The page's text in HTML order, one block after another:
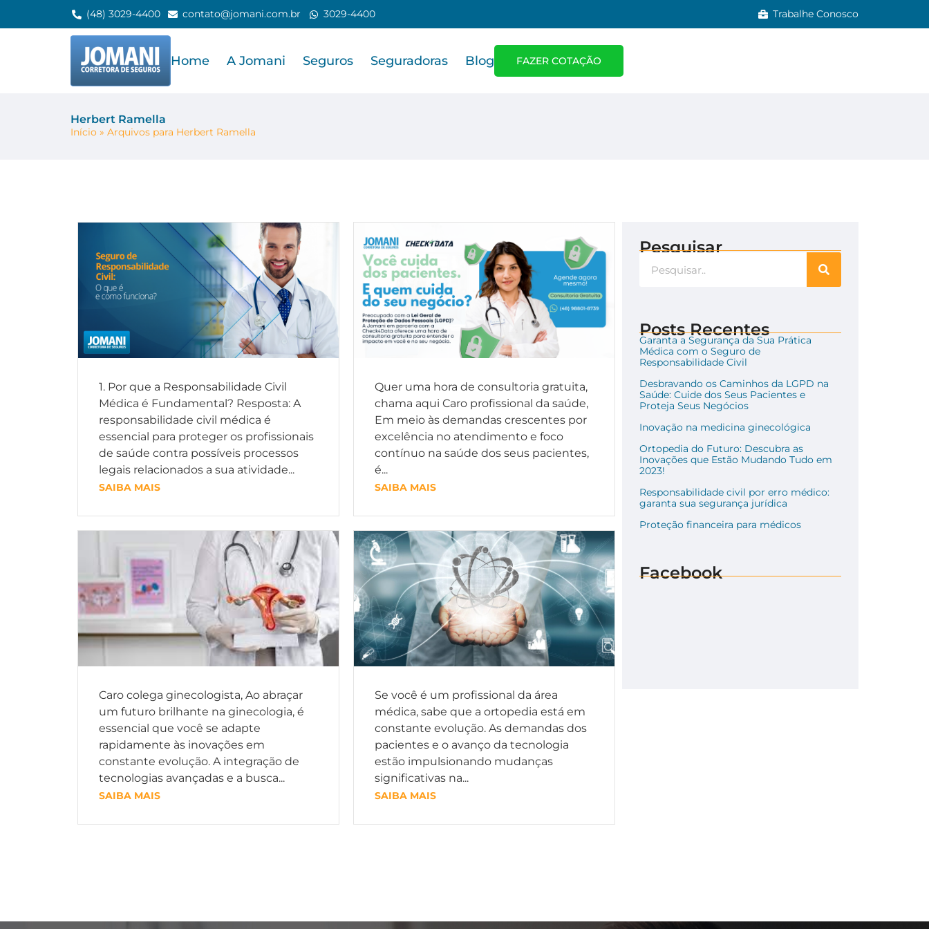
(48) 3029-4400 contato@jomani.com.br 3029-4400 Trabalhe Conosco
Home A Jomani Seguros Seguradoras Blog FAZER COTAÇÃO
Herbert Ramella
Início » Arquivos para Herbert Ramella
1. Por que a Responsabilidade Civil
Médica é Fundamental? Resposta: A
responsabilidade civil médica é
essencial para proteger os profissionais
de saúde contra possíveis processos
legais relacionados a sua atividade...
SAIBA MAIS
Quer uma hora de consultoria gratuita,
chama aqui Caro profissional da saúde,
Em meio às demandas crescentes por
excelência no atendimento e foco
contínuo na saúde dos seus pacientes,
é...
SAIBA MAIS
Caro colega ginecologista, Ao abraçar
um futuro brilhante na ginecologia, é
essencial que você se adapte
rapidamente às inovações em
constante evolução. A integração de
tecnologias avançadas e a busca...
SAIBA MAIS
Se você é um profissional da área
médica, sabe que a ortopedia está em
constante evolução. As demandas dos
pacientes e o avanço da tecnologia
estão impulsionando mudanças
significativas na...
SAIBA MAIS
Pesquisar
Posts Recentes
Garanta a Segurança da Sua Prática
Médica com o Seguro de
Responsabilidade Civil
Desbravando os Caminhos da LGPD na
Saúde: Cuide dos Seus Pacientes e
Proteja Seus Negócios
Inovação na medicina ginecológica
Ortopedia do Futuro: Descubra as
Inovações que Estão Mudando Tudo em
2023!
Responsabilidade civil por erro médico:
garanta sua segurança jurídica
Proteção financeira para médicos
Facebook